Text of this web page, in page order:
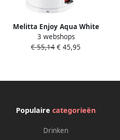
Melitta Enjoy Aqua White
Black Waterkoker 1 7L Wit
3 webshops
€ 55,14 € 45,95
Populaire categorieën
Drinken